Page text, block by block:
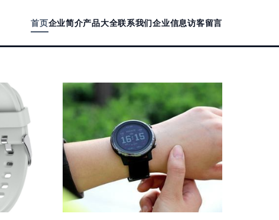
首页企业简介产品大全联系我们企业信息访客留言